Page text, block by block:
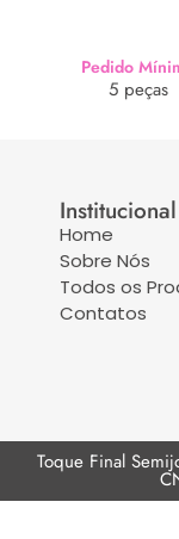
Pedido
5 peças
Institucional
Home
Sobre Nós
Todos os
Contatos
Toque Final